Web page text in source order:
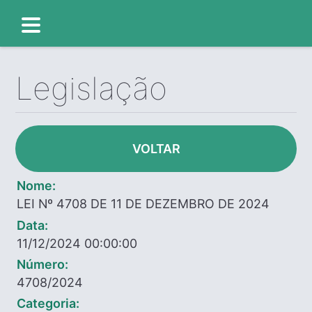
Legislação
VOLTAR
Nome:
LEI Nº 4708 DE 11 DE DEZEMBRO DE 2024
Data:
11/12/2024 00:00:00
Número:
4708/2024
Categoria: